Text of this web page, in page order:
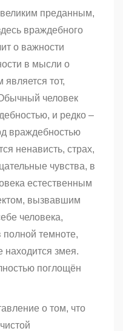
преданным,
враждебного
о важности
в мысли о
тот,
человек
и редко –
враждебностью
ненависть, страх,
чувства, в
естественным
вызвавшим
человека,
полной темноте,
находится змея.
поглощён
о том, что